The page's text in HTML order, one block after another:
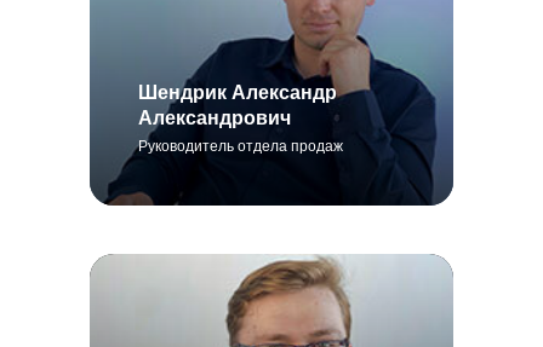
Шендрик Александр
Александрович
Руководитель отдела продаж